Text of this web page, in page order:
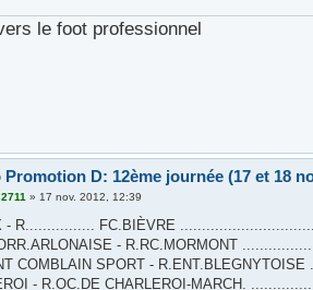
le foot professionnel
D: 12ème journée (17 et 18
»17 nov. 2012, 12:39
- R................ FC.BIÈVRE
- R.RC.MORMONT
COMBLAIN SPORT -
- R.OC.DE CHARLEROI-MARCH.